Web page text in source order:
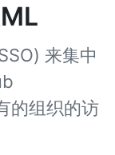
来集中
的组织的访